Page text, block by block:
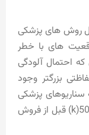
روش های پزشکی
های با خطر
احتمال آلودگی
بزرگتر وجود
پزشکی
مناسب هستند. این روپوش‌ها باید اعلان 501(k) قبل از فروش